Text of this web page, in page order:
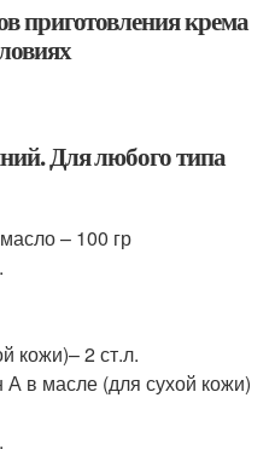
приготовления крема
Для любого типа
– 100 гр
кожи)– 2 ст.л.
А в масле (для сухой кожи)